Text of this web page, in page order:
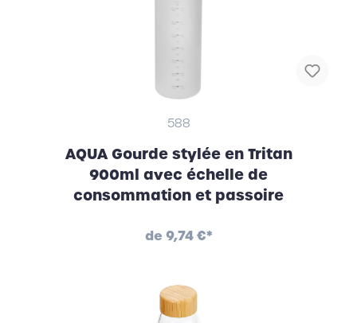
588
AQUA Gourde stylée en Tritan
900ml avec échelle de
consommation et passoire
de 9,74 €*